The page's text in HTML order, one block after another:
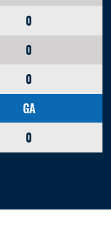
0
0
0
GA
0